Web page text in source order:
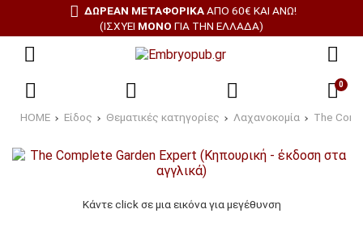
ΔΩΡΕΑΝ ΜΕΤΑΦΟΡΙΚΑΑΠΌ 60€ ΚΑΙ ΆΝΩ!
(ΙΣΧΎΕΙ ΜΌΝΟ ΓΙΑ ΤΗΝ ΕΛΛΆΔΑ)
0
HOME Είδος Θεματικές κατηγορίες Λαχανοκομία The
Κάντε click σε μια εικόνα για μεγέθυνση